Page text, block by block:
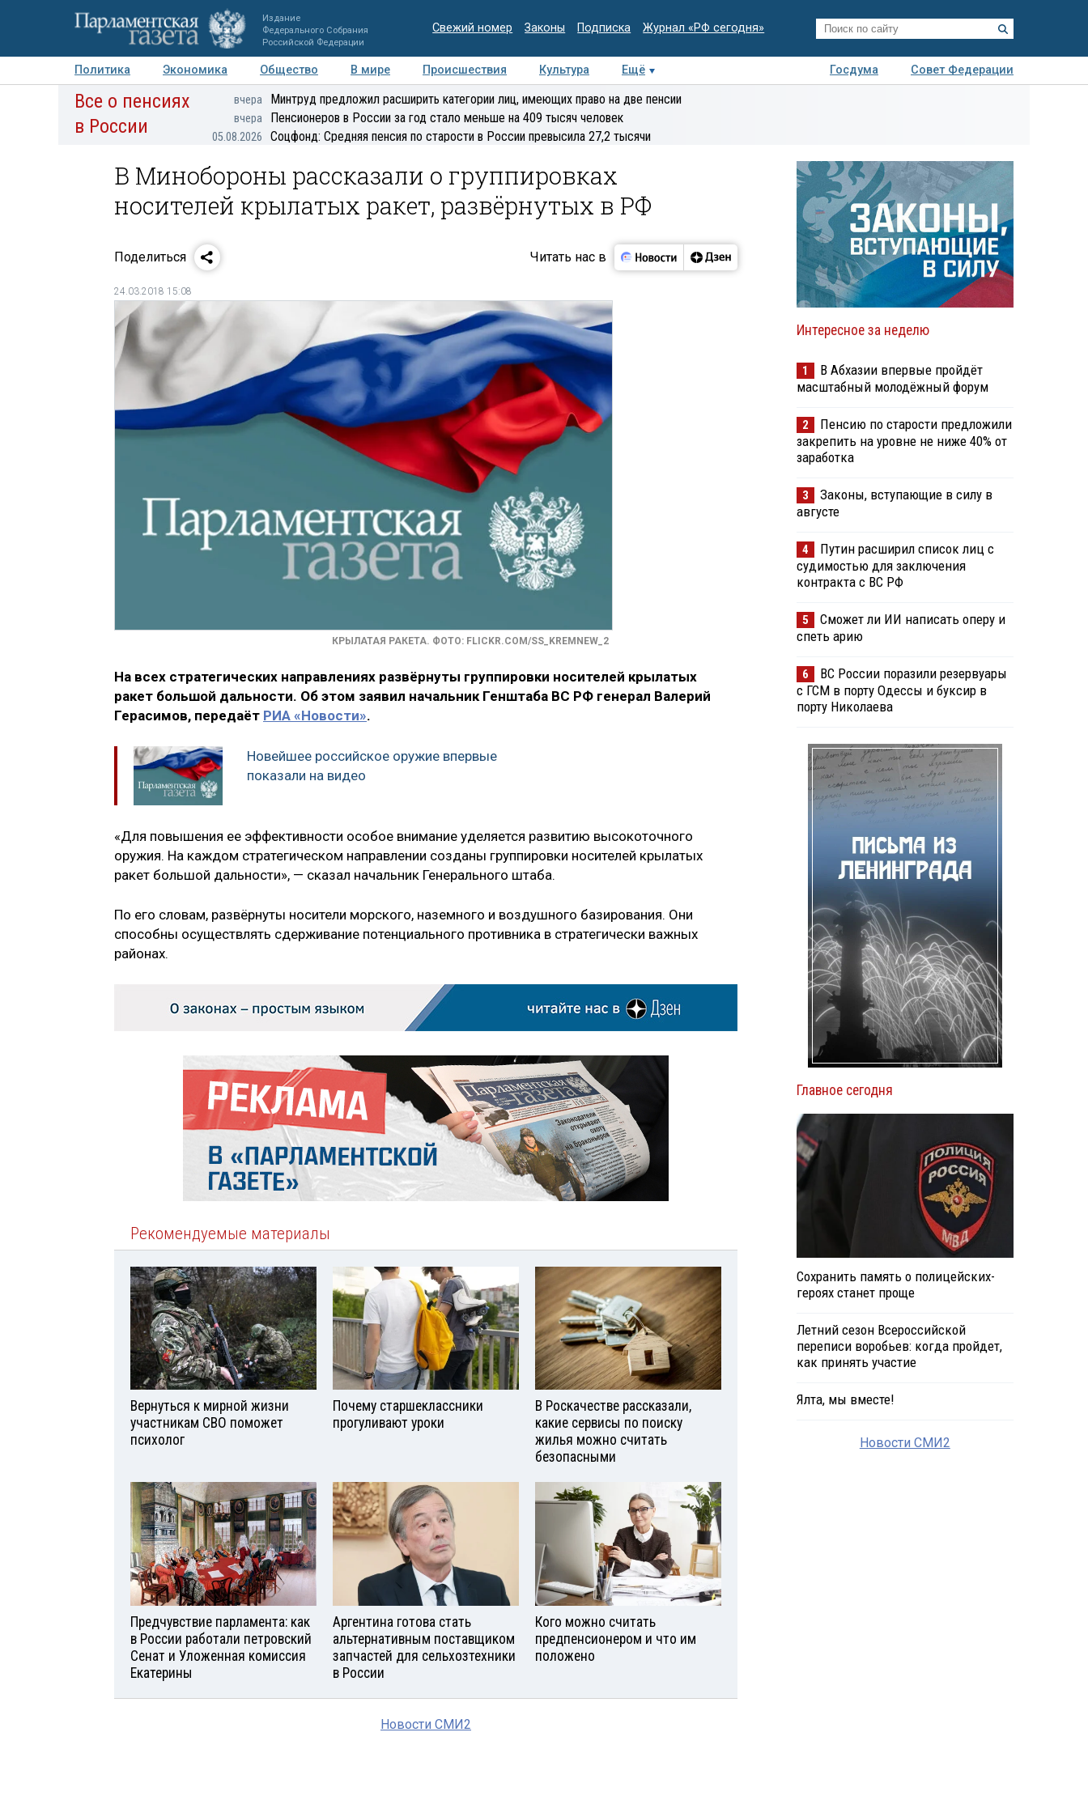
Издание
Федерального Собрания
Российской Федерации
Свежий номер Законы Подписка Журнал «РФ сегодня»
Политика Экономика Общество В мире Происшествия Культура Ещё Госдума
Совет Федерации
Авторы Персоны Мнения Регионы Медиацентр Интервью Колумнисты
Деловая
Все о пенсиях
в России
вчера Минтруд предложил расширить категории лиц, имеющих право на две пенсии
вчера Пенсионеров в России за год стало меньше на 409 тысяч человек
05.08.2026 Соцфонд: Средняя пенсия по старости в России превысила 27,2 тысячи
В Минобороны рассказали о группировках
носителей крылатых ракет, развёрнутых в РФ
Поделиться Читать нас в
24.03.2018 15:08
КРЫЛАТАЯ РАКЕТА. ФОТО: FLICKR.COM/SS_KREMNEW_2
На всех стратегических направлениях развёрнуты группировки носителей крылатых
ракет большой дальности. Об этом заявил начальник Генштаба ВС РФ генерал Валерий
Герасимов, передаёт РИА «Новости».
Новейшее российское оружие впервые
показали на видео
«Для повышения ее эффективности особое внимание уделяется развитию высокоточного
оружия. На каждом стратегическом направлении созданы группировки носителей крылатых
ракет большой дальности», — сказал начальник Генерального штаба.
По его словам, развёрнуты носители морского, наземного и воздушного базирования. Они
способны осуществлять сдерживание потенциального противника в стратегически важных
районах.
Рекомендуемые материалы
Вернуться к мирной жизни
участникам СВО поможет
психолог
Почему старшеклассники
прогуливают уроки
В Роскачестве рассказали,
какие сервисы по поиску
жилья можно считать
безопасными
Предчувствие парламента: как
в России работали петровский
Сенат и Уложенная комиссия
Екатерины
Аргентина готова стать
альтернативным поставщиком
запчастей для сельхозтехники
в России
Кого можно считать
предпенсионером и что им
положено
Новости СМИ2
Интересное за неделю
1
В Абхазии впервые пройдёт
масштабный молодёжный форум
2
Пенсию по старости предложили
закрепить на уровне не ниже 40% от
заработка
3
Законы, вступающие в силу в
августе
4
Путин расширил список лиц с
судимостью для заключения
контракта с ВС РФ
5
Сможет ли ИИ написать оперу и
спеть арию
6
ВС России поразили резервуары
с ГСМ в порту Одессы и буксир в
порту Николаева
Главное сегодня
Сохранить память о полицейских-
героях станет проще
Летний сезон Всероссийской
переписи воробьев: когда пройдет,
как принять участие
Ялта, мы вместе!
Новости СМИ2